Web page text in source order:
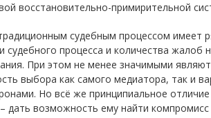
восстановительно-примирительной
судебным процессом имеет
процесса и количества жалоб
При этом не менее значимыми
выбора как самого медиатора, так и
Но всё же принципиальное
дать возможность ему найти